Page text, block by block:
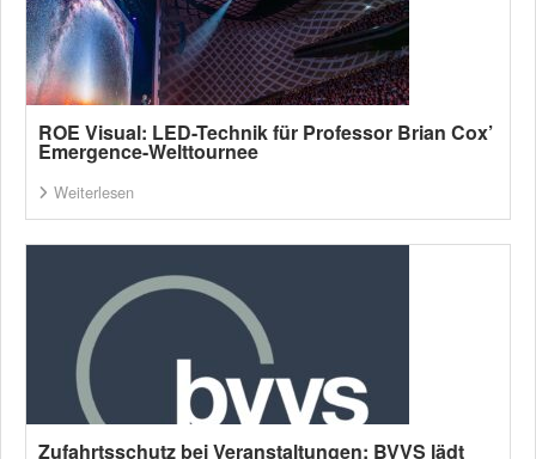
ROE Visual: LED-Technik für Professor Brian Cox’
Emergence-Welttournee
Weiterlesen
Zufahrtsschutz bei Veranstaltungen: BVVS lädt